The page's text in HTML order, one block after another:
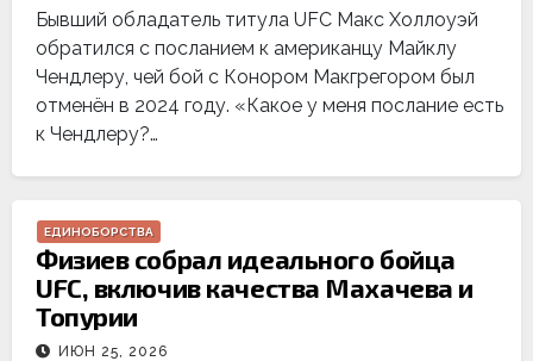
Бывший обладатель титула UFC Макс Холлоуэй
обратился с посланием к американцу Майклу
Чендлеру, чей бой с Конором Макгрегором был
отменён в 2024 году. «Какое у меня послание есть
к Чендлеру?…
ЕДИНОБОРСТВА
Физиев собрал идеального бойца
UFC, включив качества Махачева и
Топурии
ИЮН 25, 2026